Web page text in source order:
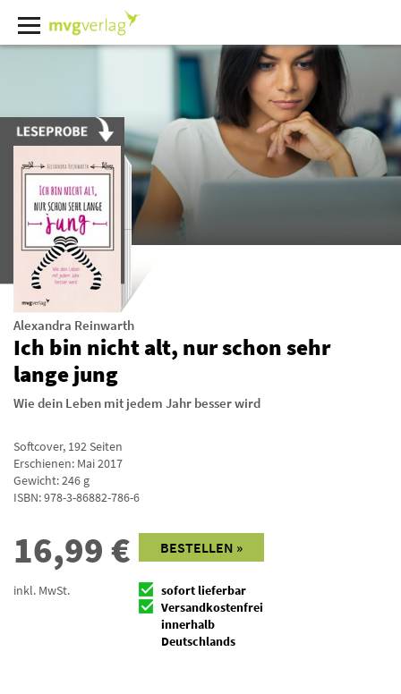
Alexandra Reinwarth
Ich bin nicht alt, nur schon sehr
lange jung
Wie dein Leben mit jedem Jahr besser wird
Softcover, 192Seiten
Erschienen: Mai 2017
Gewicht: 246 g
ISBN:978-3-86882-786-6
16,99 €
inkl. MwSt.
BESTELLEN »
sofort lieferbar
Versandkostenfrei
innerhalb
Deutschlands